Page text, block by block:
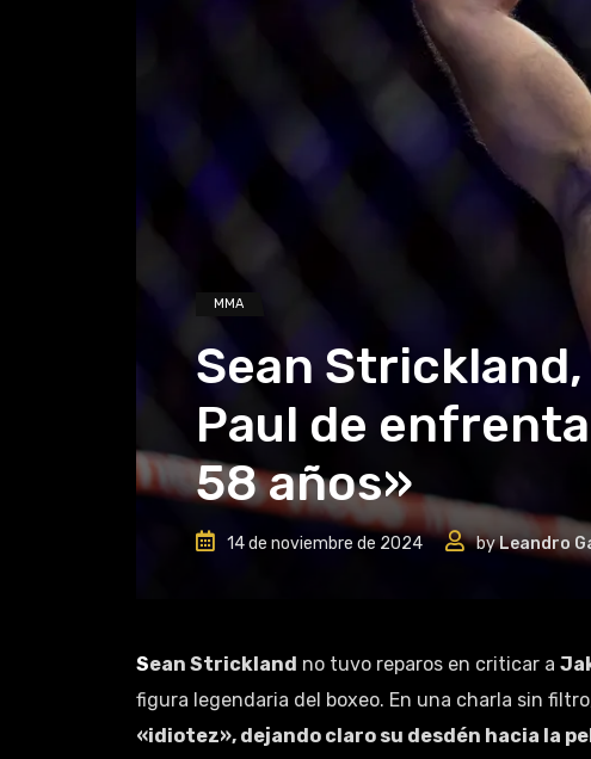
MMA
Sean
Paul de
58 años»
14 de noviembre de 2024 byLeandro
Sean Strickland no tuvo reparos en criticar a
figura legendaria del boxeo. En una charla sin
«idiotez», dejando claro su desdén hacia la